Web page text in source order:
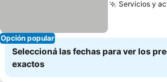
Opción popular
Servicios y
Seleccioná las fechas para ver los
exactos